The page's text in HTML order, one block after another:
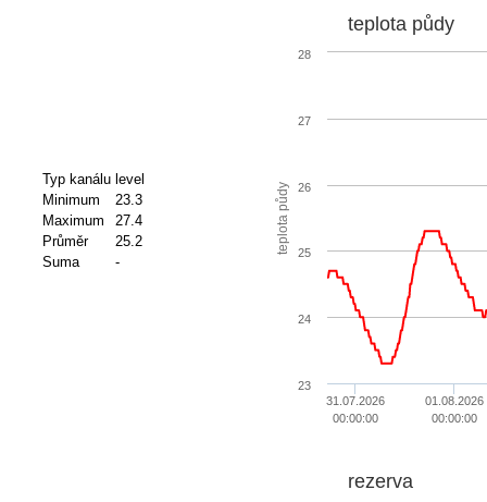
Typ kanálu level
Minimum
23.3
Maximum
27.4
Průměr
25.2
Suma
-
teplota půdy
teplota půdy
31.07.2026
00:00:00
01.08.2026
00:00:00
23
24
25
26
27
28
rezerva